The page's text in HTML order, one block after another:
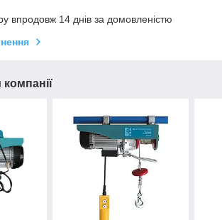
впродовж 14 днів за домовленістю
компанії